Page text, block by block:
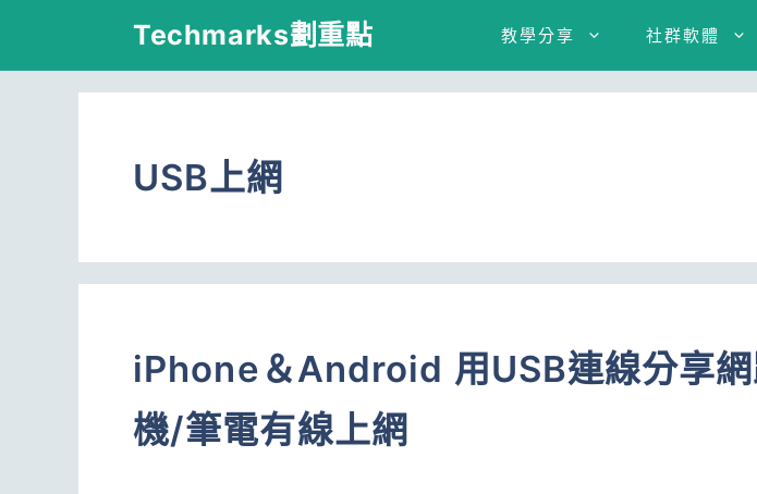
Techmarks劃重點 教學分享 社群軟體
USB上網
iPhone＆Android 用USB連線分享
機/筆電有線上網